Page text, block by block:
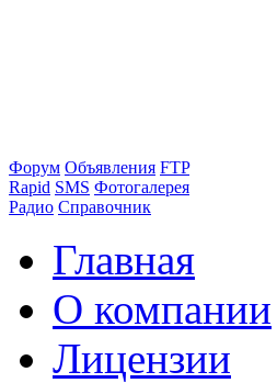
Форум Объявления FTP
Rapid SMS Фотогалерея
Радио Справочник
Главная
О компании
Лицензии